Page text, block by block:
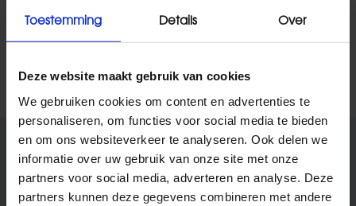
Toestemming Details Over
Deze website maakt gebruik van cookies
We gebruiken cookies om content en advertenties te
personaliseren, om functies voor social media te bieden
en om ons websiteverkeer te analyseren. Ook delen we
informatie over uw gebruik van onze site met onze
partners voor social media, adverteren en analyse. Deze
partners kunnen deze gegevens combineren met andere
toename is vooral problematisch bij kinderen,
die het meeste last hebben van deze
decennia.